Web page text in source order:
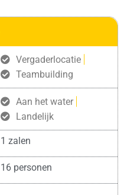
Vergaderlocatie
Teambuilding
Aan het water
Landelijk
1 zalen
16 personen